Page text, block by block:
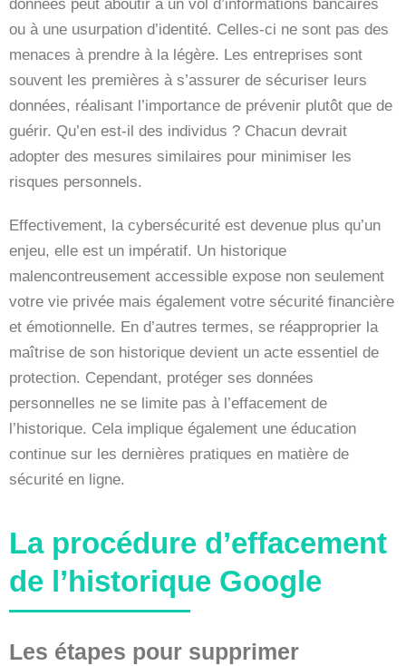
données peut aboutir à un vol d’informations bancaires
ou à une usurpation d’identité. Celles-ci ne sont pas des
menaces à prendre à la légère. Les entreprises sont
souvent les premières à s’assurer de sécuriser leurs
données, réalisant l’importance de prévenir plutôt que de
guérir. Qu’en est-il des individus ? Chacun devrait
adopter des mesures similaires pour minimiser les
risques personnels.
Effectivement, la cybersécurité est devenue plus qu’un
enjeu, elle est un impératif. Un historique
malencontreusement accessible expose non seulement
votre vie privée mais également votre sécurité financière
et émotionnelle. En d’autres termes, se réapproprier la
maîtrise de son historique devient un acte essentiel de
protection. Cependant, protéger ses données
personnelles ne se limite pas à l’effacement de
l’historique. Cela implique également une éducation
continue sur les dernières pratiques en matière de
sécurité en ligne.
La procédure d’effacement
de l’historique Google
Les étapes pour supprimer